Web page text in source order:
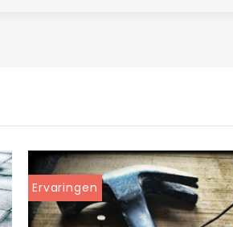
Ervaringen